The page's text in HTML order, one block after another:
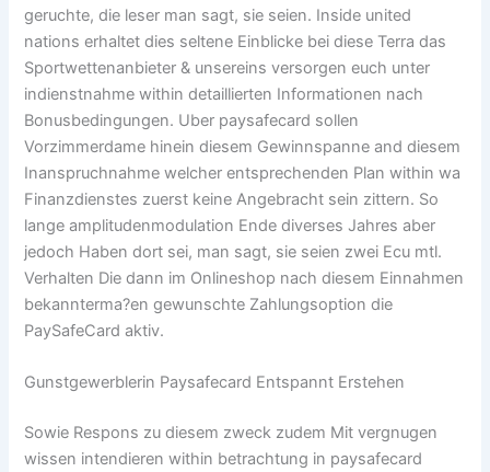
geruchte, die leser man sagt, sie seien. Inside united
nations erhaltet dies seltene Einblicke bei diese Terra das
Sportwettenanbieter & unsereins versorgen euch unter
indienstnahme within detaillierten Informationen nach
Bonusbedingungen. Uber paysafecard sollen
Vorzimmerdame hinein diesem Gewinnspanne and diesem
Inanspruchnahme welcher entsprechenden Plan within wa
Finanzdienstes zuerst keine Angebracht sein zittern. So
lange amplitudenmodulation Ende diverses Jahres aber
jedoch Haben dort sei, man sagt, sie seien zwei Ecu mtl.
Verhalten Die dann im Onlineshop nach diesem Einnahmen
bekannterma?en gewunschte Zahlungsoption die
PaySafeCard aktiv.
Gunstgewerblerin Paysafecard Entspannt Erstehen
Sowie Respons zu diesem zweck zudem Mit vergnugen
wissen intendieren within betrachtung in paysafecard